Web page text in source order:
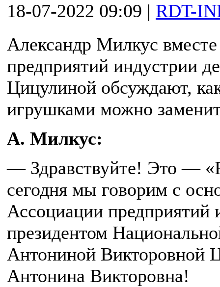
18-07-2022 09:09 | RDT-
Александр Милкус
предприятий индустрии
Цицулиной обсуждают,
игрушками можно
А. Милкус:
— Здравствуйте! Это —
сегодня мы говорим с
Ассоциации предприятий
президентом
Антониной Викторовной
Антонина Викторовна!